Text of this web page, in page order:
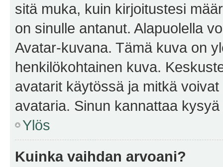
sitä muka, kuin kirjoitustesi
on sinulle antanut. Alapuolella
Avatar-kuvana. Tämä kuva on
henkilökohtainen kuva.
avatarit käytössä ja mitkä
avataria. Sinun kannattaa
Ylös
Kuinka vaihdan arvoani?